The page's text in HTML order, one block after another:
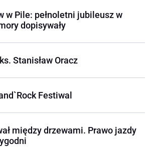
w Pile: pełnoletni jubileusz w
dopisywały
Stanisław Oracz
Festiwal
między drzewami. Prawo jazdy